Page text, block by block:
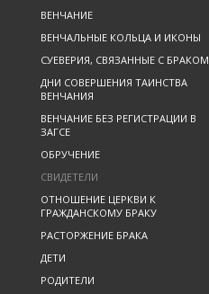
ВЕНЧАНИЕ
ВЕНЧАЛЬНЫЕ КОЛЬЦА И ИКОНЫ
СУЕВЕРИЯ, СВЯЗАННЫЕ С БРАКОМ
ДНИ СОВЕРШЕНИЯ ТАИНСТВА
ВЕНЧАНИЯ
ВЕНЧАНИЕ БЕЗ РЕГИСТРАЦИИ В
ЗАГСЕ
ОБРУЧЕНИЕ
СВИДЕТЕЛИ
ОТНОШЕНИЕ ЦЕРКВИ К
ГРАЖДАНСКОМУ БРАКУ
РАСТОРЖЕНИЕ БРАКА
ДЕТИ
РОДИТЕЛИ